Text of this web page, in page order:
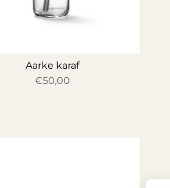
Aarke karaf
€50,00